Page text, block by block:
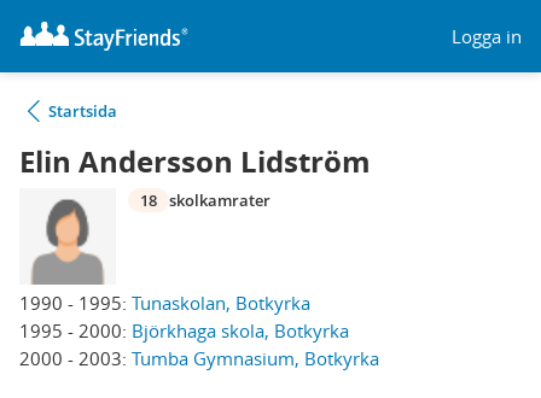
Logga in
Startsida
Elin Andersson Lidström
1990 - 1995: Tunaskolan, Botkyrka
1995 - 2000: Björkhaga skola, Botkyrka
2000 - 2003: Tumba Gymnasium, Botkyrka
18 skolkamrater